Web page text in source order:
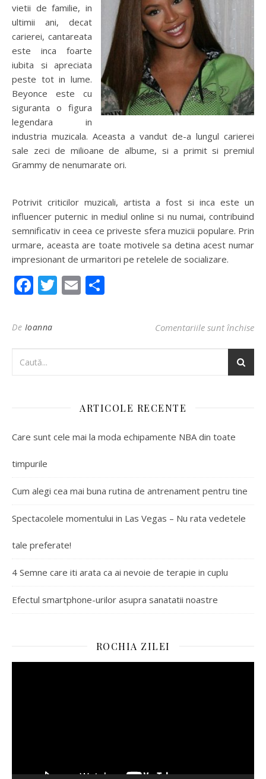
vietii de familie, in
ultimii ani, decat
carierei, cantareata
este inca foarte
iubita si apreciata
peste tot in lume.
Beyonce este cu
siguranta o figura
legendara in
industria muzicala. Aceasta a vandut de-a lungul carierei
sale zeci de milioane de albume, si a primit si premiul
Grammy de nenumarate ori.
Potrivit criticilor muzicali, artista a fost si inca este un
influencer puternic in mediul online si nu numai, contribuind
semnificativ in ceea ce priveste sfera muzicii populare. Prin
urmare, aceasta are toate motivele sa detina acest numar
impresionant de urmaritori pe retelele de socializare.
Facebook
Twitter
Email
De Ioanna Comentariile sunt închise
ARTICOLE RECENTE
Care sunt cele mai la moda echipamente NBA din toate
timpurile
Cum alegi cea mai buna rutina de antrenament pentru tine
Spectacolele momentului in Las Vegas – Nu rata vedetele
tale preferate!
4 Semne care iti arata ca ai nevoie de terapie in cuplu
Efectul smartphone-urilor asupra sanatatii noastre
ROCHIA ZILEI